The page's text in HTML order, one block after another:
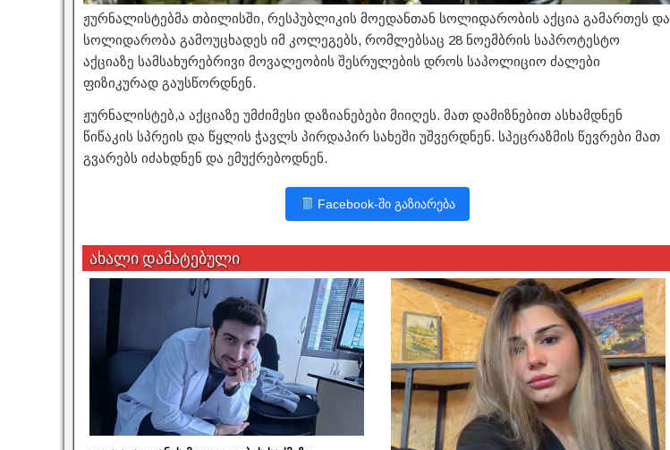
ჟურნალისტებმა თბილისში, რესპუბლიკის მოედანთან სოლიდარობის აქცია გამართეს და
სოლიდარობა გამოუცხადეს იმ კოლეგებს, რომლებსაც 28 ნოემბრის საპროტესტო
აქციაზე სამსახურებრივი მოვალეობის შესრულების დროს საპოლიციო ძალები
ფიზიკურად გაუსწორდნენ.
ჟურნალისტებ,ა აქციაზე უმძიმესი დაზიანებები მიიღეს. მათ დამიზნებით ასხამდნენ
წიწაკის სპრეის და წყლის ჭავლს პირდაპირ სახეში უშვერდნენ. სპეცრაზმის წევრები მათ
გვარებს იძახდნენ და ემუქრებოდნენ.
Facebook-ში გაზიარება
ახალი დამატებული